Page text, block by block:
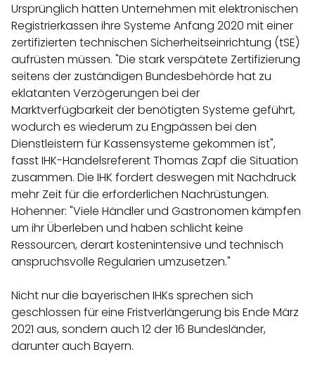
Ursprünglich hätten Unternehmen mit elektronischen
Registrierkassen ihre Systeme Anfang 2020 mit einer
zertifizierten technischen Sicherheitseinrichtung (tSE)
aufrüsten müssen. "Die stark verspätete Zertifizierung
seitens der zuständigen Bundesbehörde hat zu
eklatanten Verzögerungen bei der
Marktverfügbarkeit der benötigten Systeme geführt,
wodurch es wiederum zu Engpässen bei den
Dienstleistern für Kassensysteme gekommen ist",
fasst IHK-Handelsreferent Thomas Zapf die Situation
zusammen. Die IHK fordert deswegen mit Nachdruck
mehr Zeit für die erforderlichen Nachrüstungen.
Hohenner: "Viele Händler und Gastronomen kämpfen
um ihr Überleben und haben schlicht keine
Ressourcen, derart kostenintensive und technisch
anspruchsvolle Regularien umzusetzen."
Nicht nur die bayerischen IHKs sprechen sich
geschlossen für eine Fristverlängerung bis Ende März
2021 aus, sondern auch 12 der 16 Bundesländer,
darunter auch Bayern.